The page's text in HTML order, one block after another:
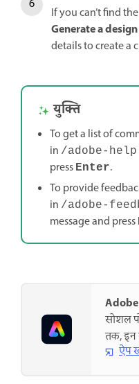
If you can’t find
Generate a
details to create a
युक्ति
To get a list of
in /adobe-help
press Enter.
To provide
in /adobe-
message and press
सोशल
तक, इन
ऐप